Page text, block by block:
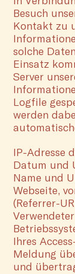
Besuch
Kontakt zu
solche
Einsatz
Server
Logfile
werden
IP-Adresse
Datum und
Name und
Webseite,
(Referrer-
Ihres
Meldung
und